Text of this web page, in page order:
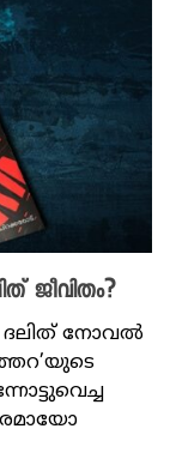
ജീവിതം?
ദലിത് നോവല്‍